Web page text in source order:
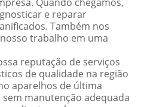
e reparar
Também nos
trabalho em uma
reputação de serviços
de qualidade na região
aparelhos de última
manutenção adequada